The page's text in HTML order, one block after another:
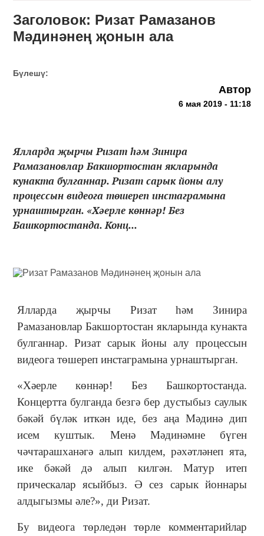
Заголовок: Ризат Рамазанов
Мәдинәнең җонын ала
Бүлешү:
Автор
6 мая 2019 - 11:18
Ялларда җырчы Ризат һәм Зинира
Рамазановлар Бакшортостан якларында
кунакта булганнар. Ризат сарык йоны алу
процессын видеога төшереп инстаграмына
урнаштырган. «Хәерле көннәр! Без
Башкортостанда. Конц...
Ялларда җырчы Ризат һәм Зинира
Рамазановлар Бакшортостан якларында кунакта
булганнар. Ризат сарык йоны алу процессын
видеога төшереп инстаграмына урнаштырган.
«Хәерле көннәр! Без Башкортостанда.
Концертта булганда безгә бер дустыбыз саулык
бәкәй бүләк иткән иде, без аңа Мәдинә дип
исем куштык. Менә Мәдинәмне бүген
чәчтарашханәгә алып килдем, рәхәтләнеп ята,
ике бәкәй дә алып килгән. Матур итеп
прическалар ясыйбыз. Ә сез сарык йоннары
алдыгызмы әле?», ди Ризат.
Бу видеога төрледән төрле комментарийлар